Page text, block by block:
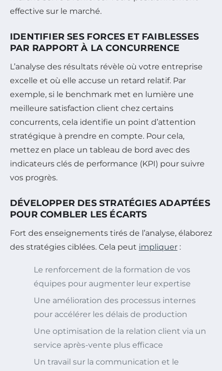
effective sur le marché.
IDENTIFIER SES FORCES ET FAIBLESSES
PAR RAPPORT À LA CONCURRENCE
L’analyse des résultats révèle où votre entreprise
excelle et où elle accuse un retard relatif. Par
exemple, si le benchmark met en lumière une
meilleure satisfaction client chez certains
concurrents, cela identifie un point d’attention
stratégique à prendre en compte. Pour cela,
mettez en place un tableau de bord avec des
indicateurs clés de performance (KPI) pour suivre
vos progrès.
DÉVELOPPER DES STRATÉGIES ADAPTÉES
POUR COMBLER LES ÉCARTS
Fort des enseignements tirés de l’analyse, élaborez
des stratégies ciblées. Cela peut impliquer :
Le renforcement de la formation de vos
équipes pour augmenter leur expertise
Une amélioration des processus internes
pour accélérer les délais de production
Une optimisation de la relation client via un
service après-vente plus efficace
Un travail sur la communication et le